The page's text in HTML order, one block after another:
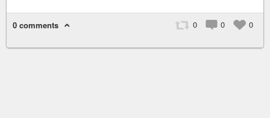
0 0 0
0 comments